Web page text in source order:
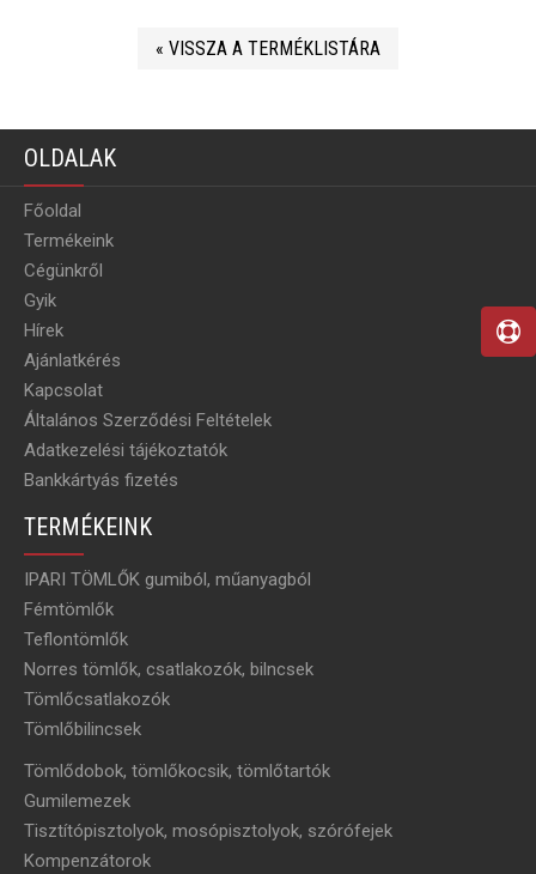
« VISSZA A TERMÉKLISTÁRA
OLDALAK
Főoldal
Termékeink
Cégünkről
Gyik
Hírek
Ajánlatkérés
Kapcsolat
Általános Szerződési Feltételek
Adatkezelési tájékoztatók
Bankkártyás fizetés
TERMÉKEINK
IPARI TÖMLŐK gumiból, műanyagból
Fémtömlők
Teflontömlők
Norres tömlők, csatlakozók, bilncsek
Tömlőcsatlakozók
Tömlőbilincsek
Tömlődobok, tömlőkocsik, tömlőtartók
Gumilemezek
Tisztítópisztolyok, mosópisztolyok, szórófejek
Kompenzátorok